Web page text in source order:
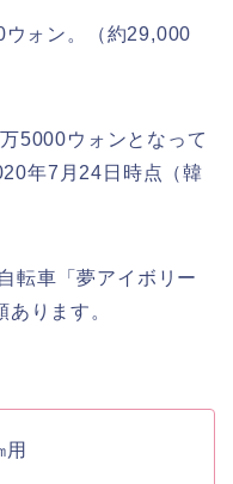
ォン 。（約29,000
5000ウォンとなって
年7月24日時点（韓
転車「夢アイボリー
あります。
用